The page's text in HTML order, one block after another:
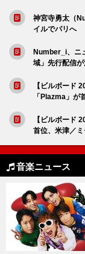
神宮寺勇太（
イルでパリへ
Number_i、ニ
域」先行配信
【ビルボード
「Plazma」
【ビルボード
首位、米津／
音楽ニュース